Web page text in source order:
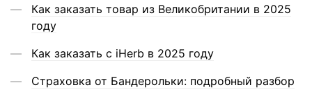
Как заказать товар из Великобритании в 2025
году
Как заказать с iHerb в 2025 году
Страховка от Бандерольки: подробный разбор